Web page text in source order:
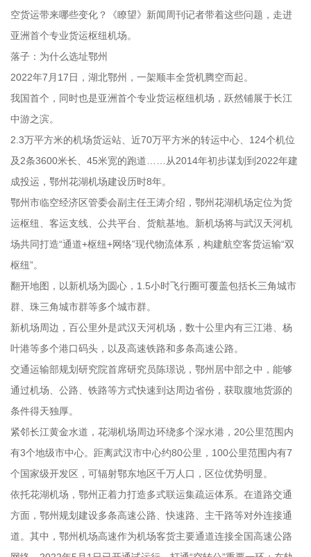
空货运带来哪些变化？《瞭望》新闻周刊记者带着这些问题，走进
亚洲首个专业货运枢纽机场。
落子：为什么选址鄂州
2022年7月17日，湖北鄂州，一架顺丰全货机腾空而起。
我国首个，同时也是亚洲首个专业货运枢纽机场，跃然铺展于长江
中游之滨。
2.3万平方米的机场货运站、近70万平方米的转运中心、124个机位
及2条3600米长、45米宽的跑道……从2014年初步谋划到2022年建
成投运，鄂州花湖机场建设历时8年。
鄂州市临空经济区管委会副主任王涛介绍，鄂州花湖机场定位为货
运枢纽、客运支线、公共平台、货航基地。新机场将与武汉天河机
场共同打造“通道+枢纽+网络”现代物流体系，构建航空客货运输“双
枢纽”。
翻开地图，以新机场为圆心，1.5小时飞行圈可覆盖包括长三角城市
群、珠三角城市群等多个城市群。
新机场周边，百公里外是武汉天河机场，数十公里内有三江港、杨
叶港等多个港口码头，以及高速铁路和多条高速公路。
交通运输部规划研究院首席研究员陈璟说，鄂州居中部之中，能够
通过机场、公路、铁路等方式快速到达周边省份，获取腹地货源的
条件得天独厚。
紧邻长江黄金水道，花湖机场周边环绕多个深水港，20公里范围内
有3个地级市中心。距离武汉市中心约80公里，100公里范围内有7
个国家级开发区，可辐射鄂东地区千万人口，区位优势明显。
依托花湖机场，鄂州正着力打造多式联运集疏运体系。在道路交通
方面，鄂州规划建设多条高速公路、快速路、主干路等对外连接通
道。其中，鄂州机场高速作为机场客货主要通道连接全国高速公路